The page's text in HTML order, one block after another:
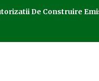
De Construire